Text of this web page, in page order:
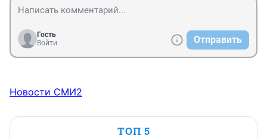
Гость
Войти
Отправить
Новости СМИ2
ТОП 5